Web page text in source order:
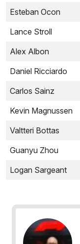
Esteban Ocon
Lance Stroll
Alex Albon
Daniel Ricciardo
Carlos Sainz
Kevin Magnussen
Valtteri Bottas
Guanyu Zhou
Logan Sargeant